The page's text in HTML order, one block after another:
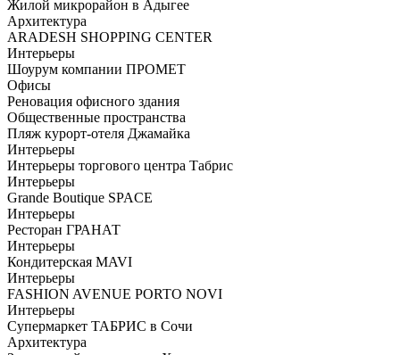
Жилой микрорайон в Адыгее
Архитектура
ARADESH SHOPPING CENTER
Интерьеры
Шоурум компании ПРОМЕТ
Офисы
Реновация офисного здания
Общественные пространства
Пляж курорт-отеля Джамайка
Интерьеры
Интерьеры торгового центра Табрис
Интерьеры
Grande Boutique SPACE
Интерьеры
Ресторан ГРАНАТ
Интерьеры
Кондитерская MAVI
Интерьеры
FASHION AVENUE PORTO NOVI
Интерьеры
Супермаркет ТАБРИС в Сочи
Архитектура